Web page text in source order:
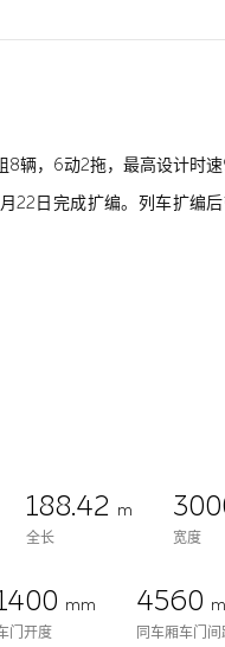
8辆，6动2拖，最高设计
日完成扩编。列车扩编
188.42
m
全长
宽度
mm
门开度
4560
同车厢车门间